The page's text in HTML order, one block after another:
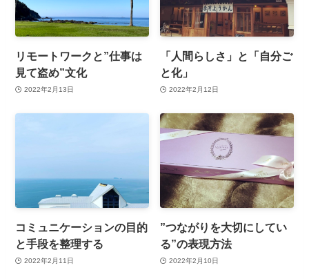
リモートワークと”仕事は
見て盗め”文化
2022年2月13日
「人間らしさ」と「自分ご
と化」
2022年2月12日
コミュニケーションの目的
と手段を整理する
2022年2月11日
”つながりを大切にしてい
る”の表現方法
2022年2月10日